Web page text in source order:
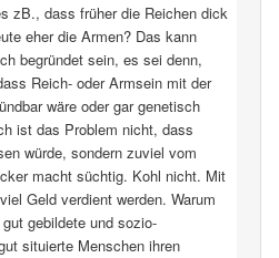
zB., dass früher die Reichen dick
eher die Armen? Das kann
begründet sein, es sei denn,
Reich- oder Armsein mit der
wäre oder gar genetisch
ist das Problem nicht, dass
würde, sondern zuviel vom
macht süchtig. Kohl nicht. Mit
Geld verdient werden. Warum
gebildete und sozio-
situierte Menschen ihren